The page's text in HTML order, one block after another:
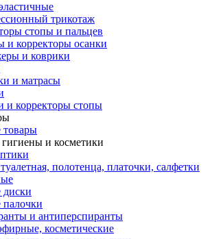
трикотаж
стопы и пальцев
и корректоры осанки
и коврики
и матрасы
и корректоры стопы
гигиены и косметики
полотенца, платочки, салфетки
и антиперспиранты
косметические